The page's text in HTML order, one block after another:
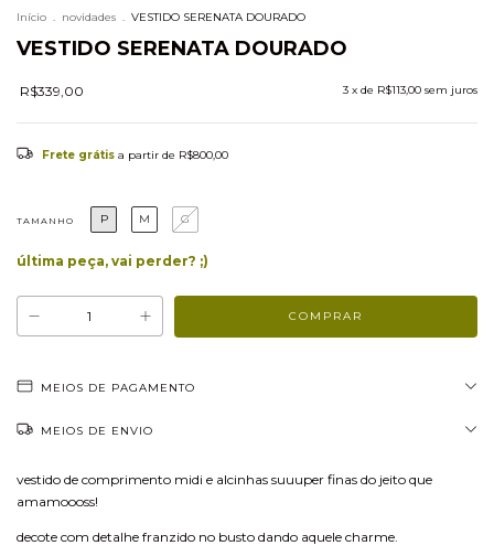
Início . novidades . VESTIDO SERENATA DOURADO
VESTIDO SERENATA DOURADO
R$339,00 3 x de R$113,00 sem juros
Frete grátis a partir de R$800,00
TAMANHO P M G
última peça, vai perder? ;)
MEIOS DE PAGAMENTO
MEIOS DE ENVIO
vestido de comprimento midi e alcinhas suuuper finas do jeito que
amamoooss!
decote com detalhe franzido no busto dando aquele charme.